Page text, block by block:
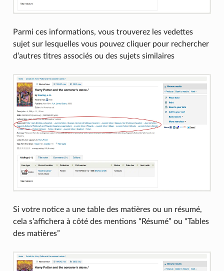
Parmi ces informations, vous trouverez les vedettes
sujet sur lesquelles vous pouvez cliquer pour rechercher
d’autres titres associés ou des sujets similaires
Si votre notice a une table des matières ou un résumé,
cela s’affichera à côté des mentions “Résumé” ou “Tables
des matières”